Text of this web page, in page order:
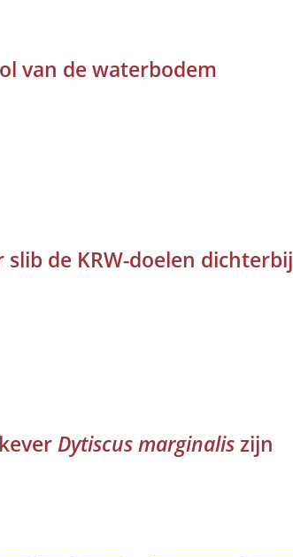
van de waterbodem
de KRW-doelen dichterbij
Dytiscus marginaliszijn